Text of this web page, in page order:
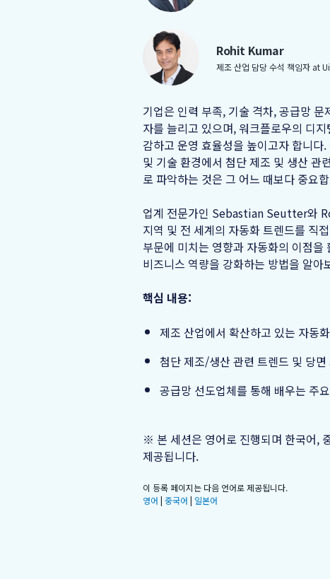
Rohit Kumar
제조 산업 담당 수석 책임자 at
기업은 인력 부족, 기술 격차, 공급망 문
자를 늘리고 있으며, 워크플로우의 디
감하고 운영 효율성을 높이고자 합니다
및 기술 환경에서 첨단 제조 및 생산 관
로 파악하는 것은 그 어느 때보다 중요
업계 전문가인 Sebastian Seutter와
지역 및 전 세계의 자동화 트렌드를 직
부문에 미치는 영향과 자동화의 이점을
비즈니스 역량을 강화하는 방법을 알아
핵심 내용:
제조 산업에서 확산하고 있는 자동
첨단 제조/생산 관련 트렌드 및 당면
공급망 선도업체를 통해 배우는 주
※ 본 세션은 영어로 진행되며 한국어,
제공됩니다.
이 등록 페이지는 다음 언어로 제공됩니다.
영어 | 중국어 | 일본어